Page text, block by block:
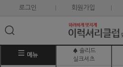
로그인 회원가입
메뉴
♠ 솔리드
실크셔츠